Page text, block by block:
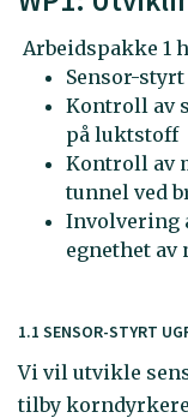
Arbeidspakke 1
Sensor-
Kontroll av
på luktstoff
Kontroll av
tunnel ved
Involvering
egnethet av
1.1 SENSOR-STYRT
Vi vil utvikle
tilby